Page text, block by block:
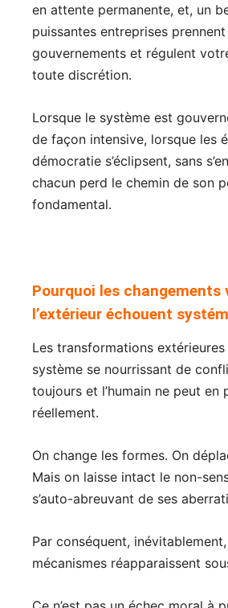
en attente permanente, et, un
puissantes entreprises
gouvernements et régulent
toute discrétion.
Lorsque le système est
de façon intensive, lorsque les
démocratie s’éclipsent, sans
chacun perd le chemin de son
fondamental.
Pourquoi les changements
l’extérieur échouent
Les transformations extérieures
système se nourrissant de
toujours et l’humain ne peut en
réellement.
On change les formes. On
Mais on laisse intact le non-
s’auto-abreuvant de ses
Par conséquent,
mécanismes réapparaissent